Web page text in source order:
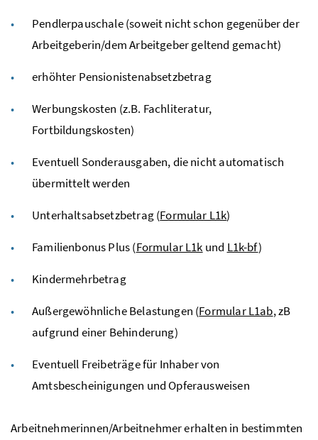
Pendlerpauschale (soweit nicht schon gegenüber der
Arbeitgeberin/dem Arbeitgeber geltend gemacht)
erhöhter Pensionistenabsetzbetrag
Werbungskosten (z.B. Fachliteratur,
Fortbildungskosten)
Eventuell Sonderausgaben, die nicht automatisch
übermittelt werden
Unterhaltsabsetzbetrag (Formular L1k)
Familienbonus Plus (Formular L1k und L1k-bf)
Kindermehrbetrag
Außergewöhnliche Belastungen (Formular L1ab,zB
aufgrund einer Behinderung)
Eventuell Freibeträge für Inhaber von
Amtsbescheinigungen und Opferausweisen
Arbeitnehmerinnen/Arbeitnehmer erhalten in bestimmten